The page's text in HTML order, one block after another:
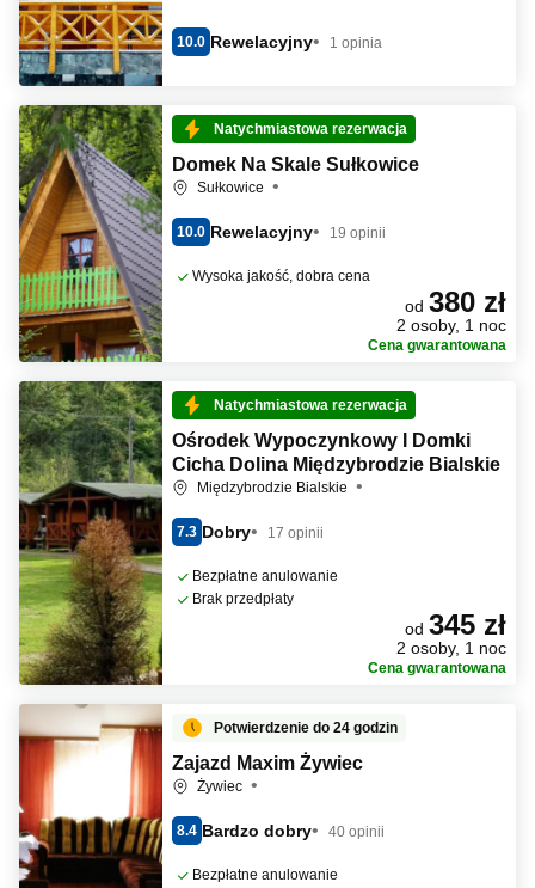
10.0 Rewelacyjny 1 opinia
Natychmiastowa rezerwacja
Domek Na Skale Sułkowice
Sułkowice
10.0 Rewelacyjny 19 opinii
Wysoka jakość, dobra cena
od 380 zł
2 osoby, 1 noc
Cena gwarantowana
Natychmiastowa rezerwacja
Ośrodek Wypoczynkowy I Domki
Cicha Dolina Międzybrodzie Bialskie
Międzybrodzie Bialskie
7.3 Dobry 17 opinii
Bezpłatne anulowanie
Brak przedpłaty
od 345 zł
2 osoby, 1 noc
Cena gwarantowana
Potwierdzenie do 24 godzin
Zajazd Maxim Żywiec
Żywiec
8.4 Bardzo dobry 40 opinii
Bezpłatne anulowanie